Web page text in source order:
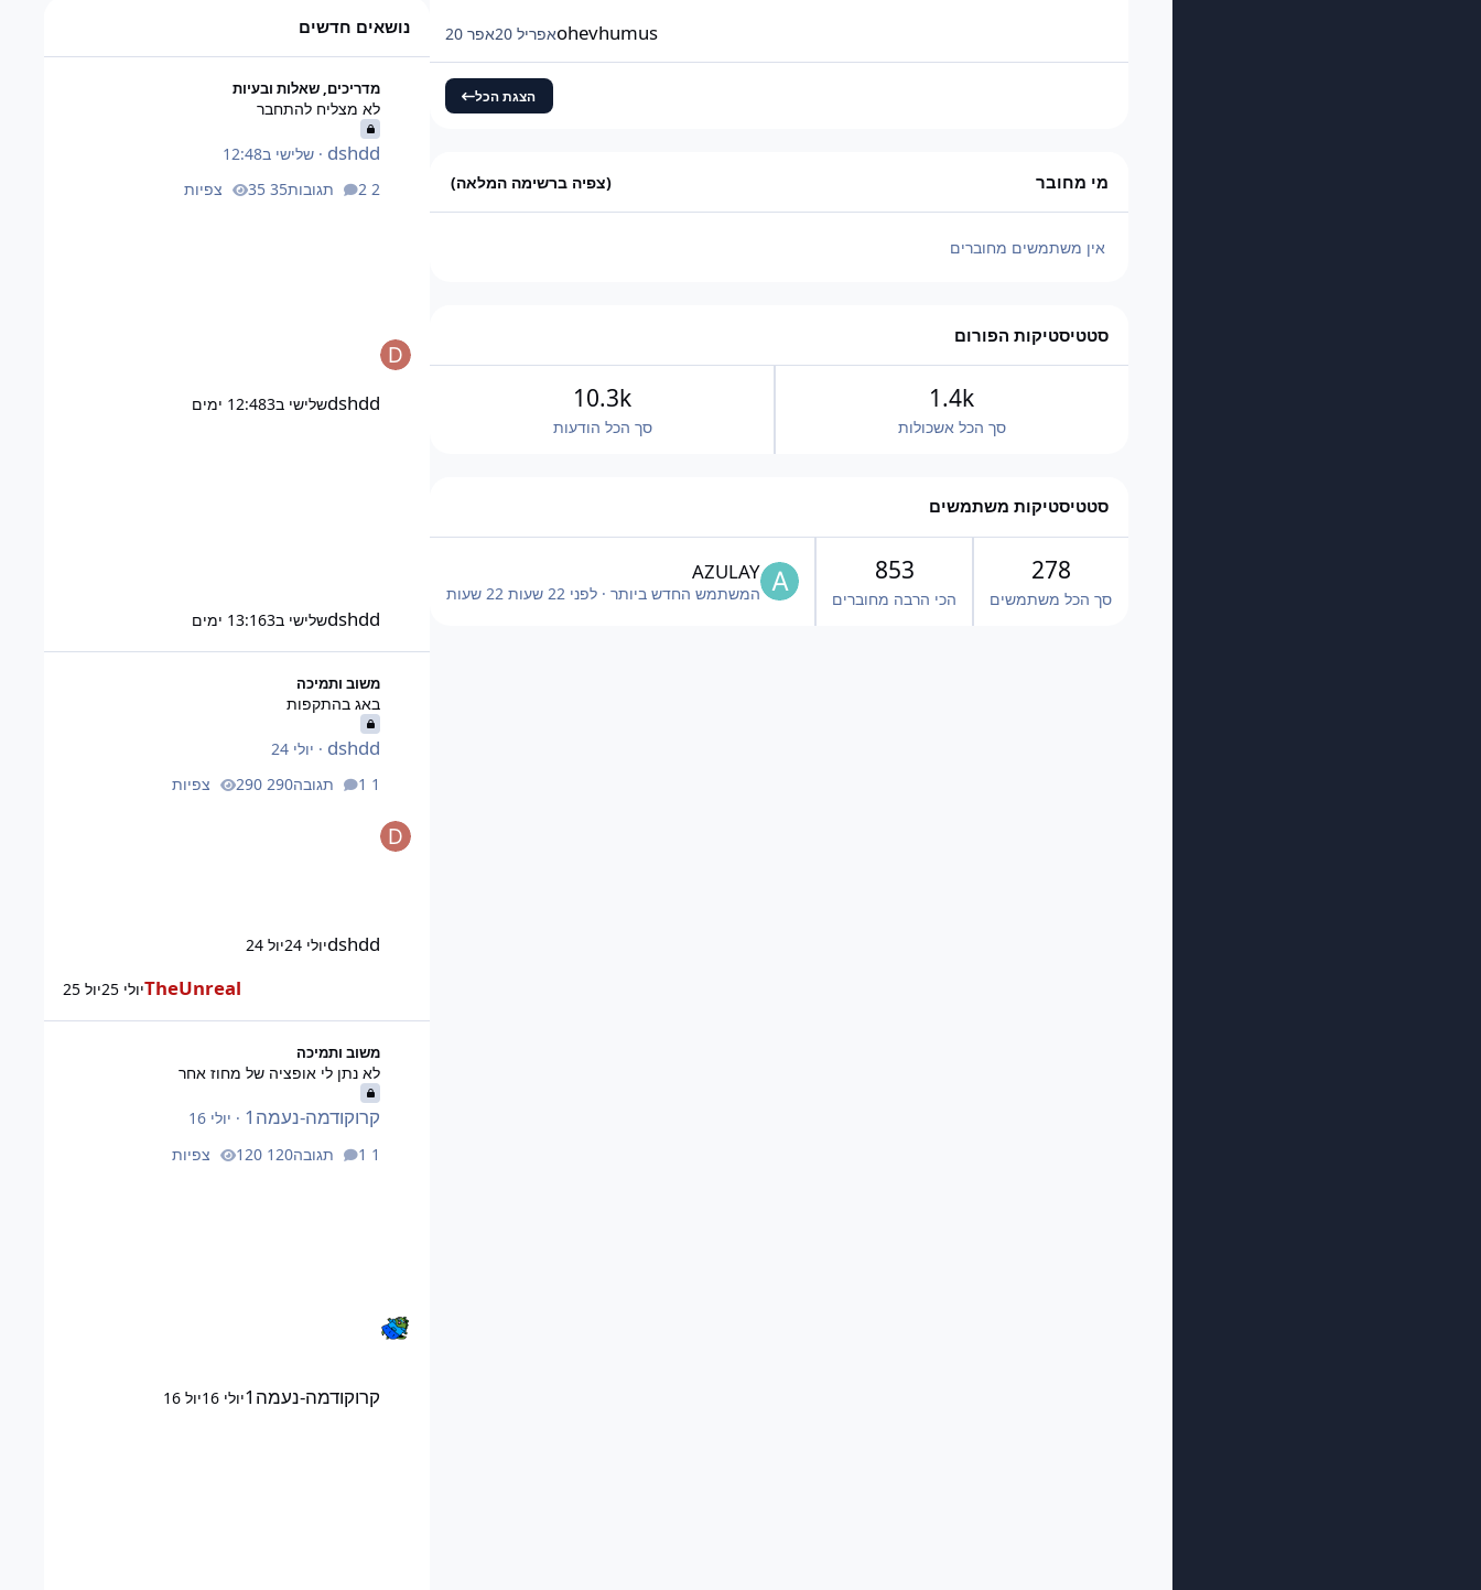
ohevhumusאפריל 20 אפר 20
הצגת הכל
מי מחובר (צפיה ברשימה המלאה)
אין משתמשים מחוברים
סטטיסטיקות הפורום
סך הכל אשכולות
1.4k
סך הכל הודעות
10.3k
סטטיסטיקות משתמשים
278
סך הכל משתמשים
853
הכי הרבה מחוברים
AZULAY
המשתמש החדש ביותר · לפני 22 שעות 22 שעות
נושאים חדשים
לא מצליח להתחבר
מדריכים, שאלות ובעיות
לא מצליח להתחבר
dshdd
· שלישי ב12:48
2 תגובות
35 צפיות
dshddשלישי ב12:483 ימים
dshddשלישי ב13:163 ימים
משוב ותמיכה
באג בהתקפות
dshdd
· יולי 24
1 תגובה
290 צפיות
dshddיולי 24 יול 24
TheUnrealיולי 25 יול 25
משוב ותמיכה
לא נתן לי אופציה של מחוז אחר
קרוקודמה-נעמה1 · יולי 16
1 תגובה
120 צפיות
קרוקודמה-נעמה1 יולי 16 יול 16